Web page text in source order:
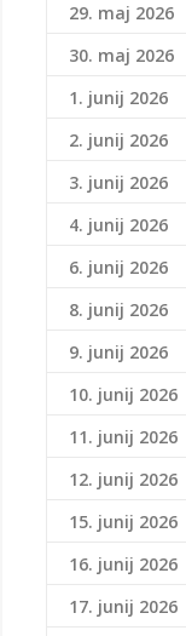
29. maj 2026
30. maj 2026
1. junij 2026
2. junij 2026
3. junij 2026
4. junij 2026
6. junij 2026
8. junij 2026
9. junij 2026
10. junij 2026
11. junij 2026
12. junij 2026
15. junij 2026
16. junij 2026
17. junij 2026